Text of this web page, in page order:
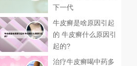
下一代
牛皮癣是啥原因引起
的 牛皮癣什么原因引
起的?
治疗牛皮癣喝中药多